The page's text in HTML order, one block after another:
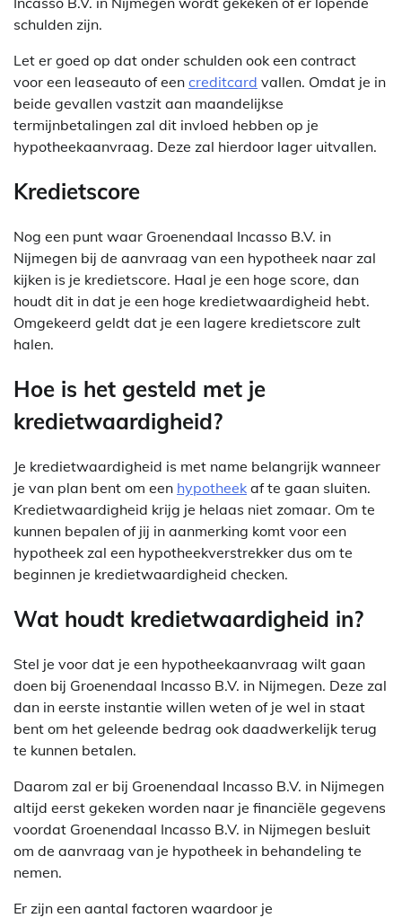
schulden zijn.
Let er goed op dat onder schulden ook een contract
voor een leaseauto of een creditcard vallen. Omdat je in
beide gevallen vastzit aan maandelijkse
termijnbetalingen zal dit invloed hebben op je
hypotheekaanvraag. Deze zal hierdoor lager uitvallen.
Kredietscore
Nog een punt waar Groenendaal Incasso B.V. in
Nijmegen bij de aanvraag van een hypotheek naar zal
kijken is je kredietscore. Haal je een hoge score, dan
houdt dit in dat je een hoge kredietwaardigheid hebt.
Omgekeerd geldt dat je een lagere kredietscore zult
halen.
Hoe is het gesteld met je
kredietwaardigheid?
Je kredietwaardigheid is met name belangrijk wanneer
je van plan bent om een hypotheek af te gaan sluiten.
Kredietwaardigheid krijg je helaas niet zomaar. Om te
kunnen bepalen of jij in aanmerking komt voor een
hypotheek zal een hypotheekverstrekker dus om te
beginnen je kredietwaardigheid checken.
Wat houdt kredietwaardigheid in?
Stel je voor dat je een hypotheekaanvraag wilt gaan
doen bij Groenendaal Incasso B.V. in Nijmegen. Deze zal
dan in eerste instantie willen weten of je wel in staat
bent om het geleende bedrag ook daadwerkelijk terug
te kunnen betalen.
Daarom zal er bij Groenendaal Incasso B.V. in Nijmegen
altijd eerst gekeken worden naar je financiële gegevens
voordat Groenendaal Incasso B.V. in Nijmegen besluit
om de aanvraag van je hypotheek in behandeling te
nemen.
Er zijn een aantal factoren waardoor je